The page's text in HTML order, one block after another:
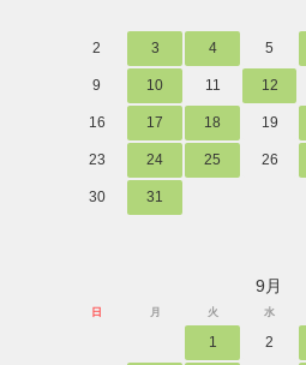
2 3 4 5
9 10 11 12
16 17 18 19
23 24 25 26
30 31
9月
日 月 火 水
1 2